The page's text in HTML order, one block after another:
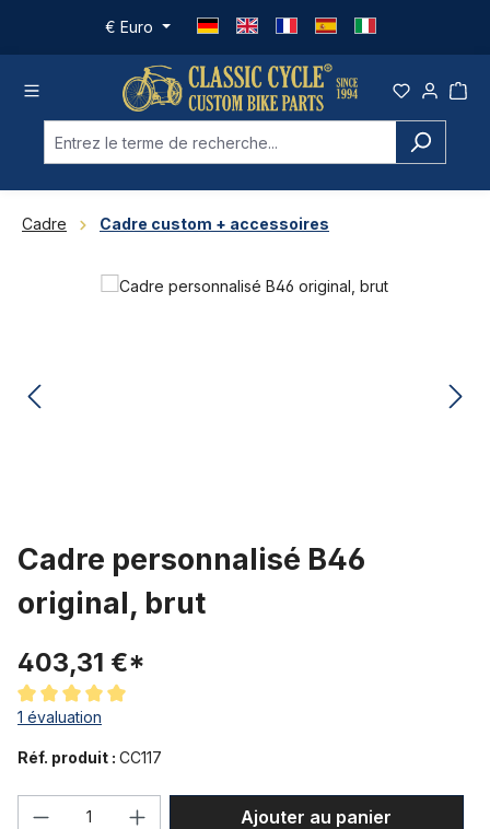
Passer au contenu principal
€ Euro
Cadre Cadre custom + accessoires
Ignorer la galerie d'images
Cadre personnalisé B46
original, brut
403,31 €*
Note moyenne de 5 sur 5 étoiles
1 évaluation
Réf. produit : CC117
Quantité de produit : Entrez la
Ajouter au panier